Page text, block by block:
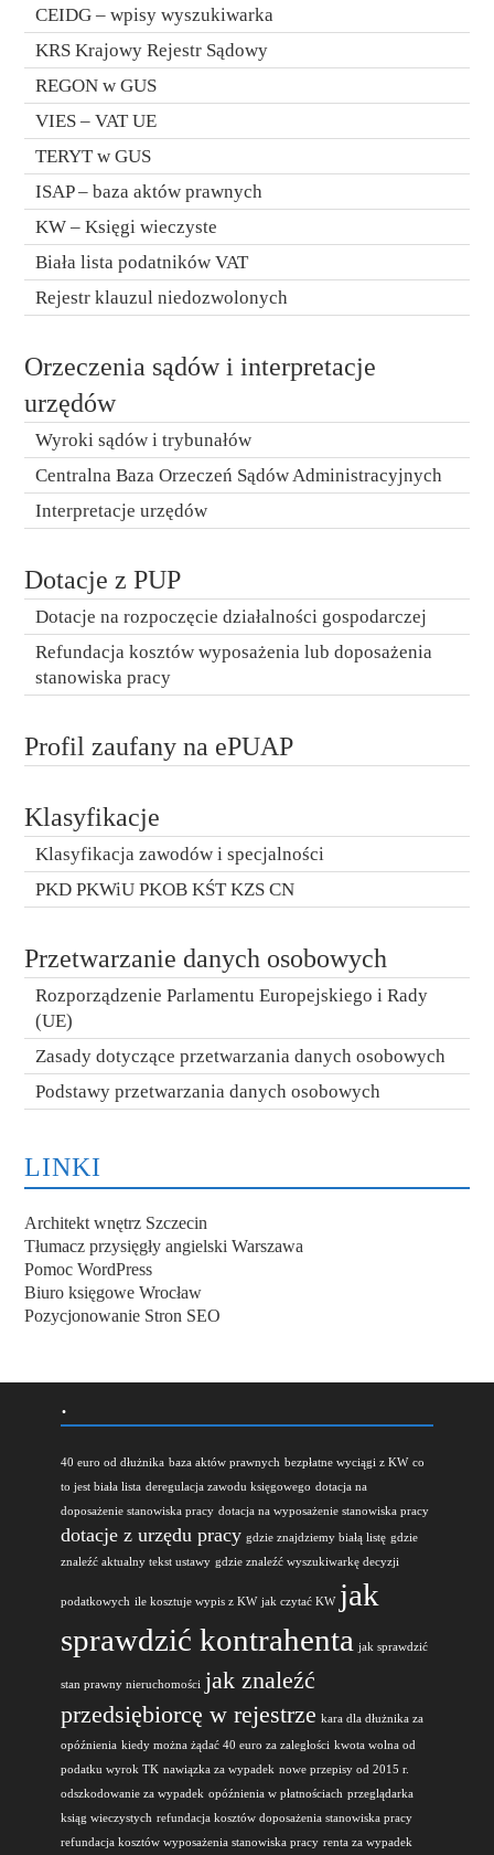
CEIDG – wpisy wyszukiwarka
KRS Krajowy Rejestr Sądowy
REGON w GUS
VIES – VAT UE
TERYT w GUS
ISAP – baza aktów prawnych
KW – Księgi wieczyste
Biała lista podatników VAT
Rejestr klauzul niedozwolonych
Orzeczenia sądów i interpretacje
urzędów
Wyroki sądów i trybunałów
Centralna Baza Orzeczeń Sądów Administracyjnych
Interpretacje urzędów
Dotacje z PUP
Dotacje na rozpoczęcie działalności gospodarczej
Refundacja kosztów wyposażenia lub doposażenia
stanowiska pracy
Profil zaufany na ePUAP
Klasyfikacje
Klasyfikacja zawodów i specjalności
PKD PKWiU PKOB KŚT KZS CN
Przetwarzanie danych osobowych
Rozporządzenie Parlamentu Europejskiego i Rady
(UE)
Zasady dotyczące przetwarzania danych osobowych
Podstawy przetwarzania danych osobowych
LINKI
Architekt wnętrz Szczecin
Tłumacz przysięgły angielski Warszawa
Pomoc WordPress
Biuro księgowe Wrocław
Pozycjonowanie Stron SEO
.
40 euro od dłużnika baza aktów prawnych bezpłatne wyciągi z KW co
to jest biała lista deregulacja zawodu księgowego dotacja na
doposażenie stanowiska pracy dotacja na wyposażenie stanowiska pracy
dotacje z urzędu pracy gdzie znajdziemy białą listę gdzie
znaleźć aktualny tekst ustawy gdzie znaleźć wyszukiwarkę decyzji
podatkowych ile kosztuje wypis z KW jak czytać KW jak
sprawdzić kontrahenta jak sprawdzić
stan prawny nieruchomości jak znaleźć
przedsiębiorcę w rejestrze kara dla dłużnika za
opóźnienia kiedy można żądać 40 euro za zaległości kwota wolna od
podatku wyrok TK nawiązka za wypadek nowe przepisy od 2015 r.
odszkodowanie za wypadek opóźnienia w płatnościach przeglądarka
ksiąg wieczystych refundacja kosztów doposażenia stanowiska pracy
refundacja kosztów wyposażenia stanowiska pracy renta za wypadek